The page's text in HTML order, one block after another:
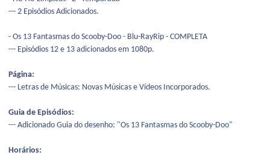
--- 2 Episódios Adicionados.
- Os 13 Fantasmas do Scooby-Doo - Blu-RayRip - COMPLETA
--- Episódios 12 e 13 adicionados em 1080p.
Página:
--- Letras de Músicas: Novas Músicas e Vídeos Incorporados.
Guia de Episódios:
--- Adicionado Guia do desenho: "Os 13 Fantasmas do Scooby-Doo"
Horários: